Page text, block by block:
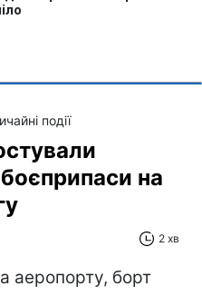
події
на
2 хв
аеропорту, борт